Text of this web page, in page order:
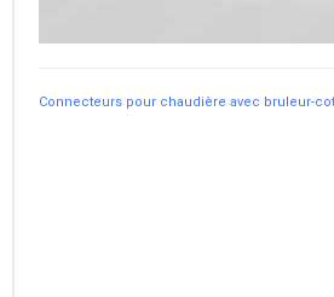
Connecteurs pour chaudière avec bruleur-